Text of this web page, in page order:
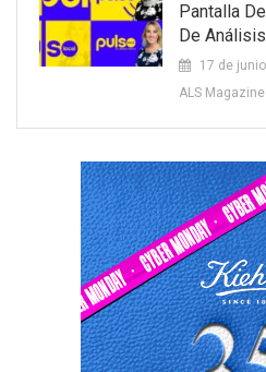
Pantalla
De
17 de
ALS Magazine